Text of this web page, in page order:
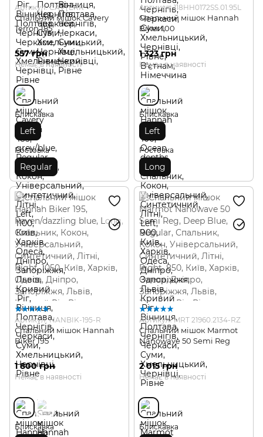
Артикул: CAVTERR
Спальний мішок Cavery
Terron 185
557 грн
Немає в наявності
Блискавка
Left
Ростовка
Regular
Артикул: 118HH0172SS.01.95L
Спальний мішок Hannah
Biker 100
1 323 грн
Немає в наявності
Блискавка
Left
Ростовка
Long
Артикул: HANBIK-195-R
Спальний мішок Hannah
Biker 195
1 800 грн
Немає в наявності
Блискавка
Артикул: MRT 21960.2134-RZ
Спальний мішок Marmot
Nanowave 50 Semi Reg
2 015 грн
Немає в наявності
Блискавка